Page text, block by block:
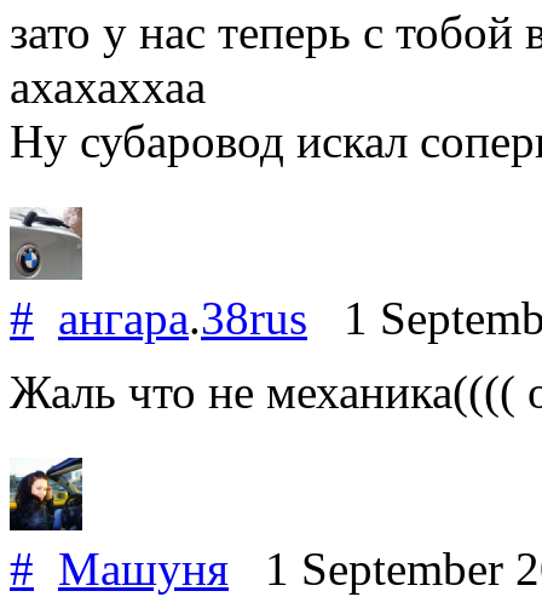
зато у нас теперь с
ахахаххаа
Ну субаровод искал
# ангара.38rus 1
Жаль что не механика((((
# Машуня 1 September